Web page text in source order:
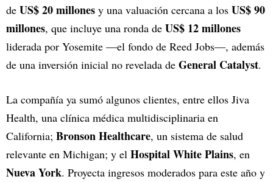
de US$ 20 millones y una valuación cercana a los US$ 90
millones, que incluye una ronda de US$ 12 millones
liderada por Yosemite —el fondo de Reed Jobs—, además
de una inversión inicial no revelada de General Catalyst.
La compañía ya sumó algunos clientes, entre ellos Jiva
Health, una clínica médica multidisciplinaria en
California; Bronson Healthcare, un sistema de salud
relevante en Michigan; y el Hospital White Plains, en
Nueva York. Proyecta ingresos moderados para este año y